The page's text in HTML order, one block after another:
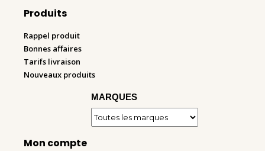
Produits
Rappel produit
Bonnes affaires
Tarifs livraison
Nouveaux produits
MARQUES
Mon compte